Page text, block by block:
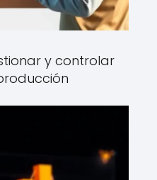
y controlar